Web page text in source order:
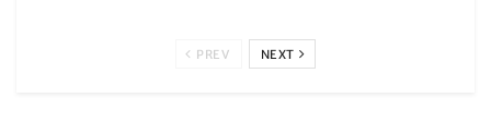
PREV NEXT